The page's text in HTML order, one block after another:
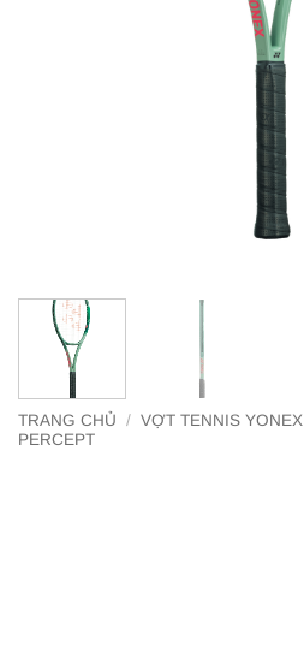
TRANG CHỦ / VỢT TENNIS YONEX
PERCEPT